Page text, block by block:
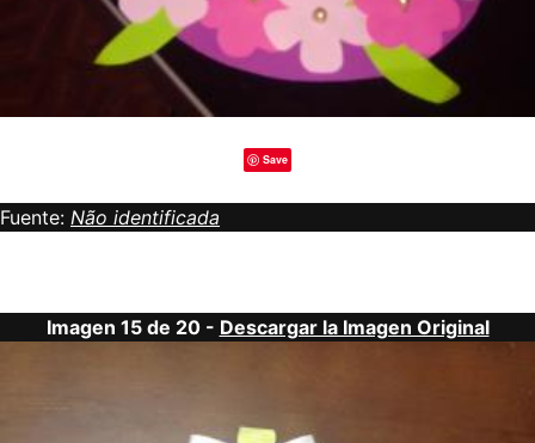
Save
Fuente: Não identificada
Imagen 15 de 20 - Descargar la Imagen Original